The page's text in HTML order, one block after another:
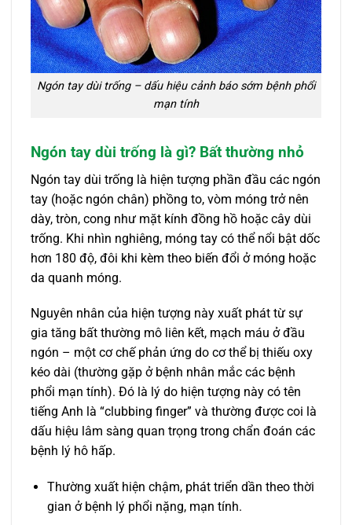
Ngón tay dùi trống – dấu hiệu cảnh báo sớm bệnh phổi
mạn tính
Ngón tay dùi trống là gì? Bất thường nhỏ
Ngón tay dùi trống là hiện tượng phần đầu các ngón
tay (hoặc ngón chân) phồng to, vòm móng trở nên
dày, tròn, cong như mặt kính đồng hồ hoặc cây dùi
trống. Khi nhìn nghiêng, móng tay có thể nổi bật dốc
hơn 180 độ, đôi khi kèm theo biến đổi ở móng hoặc
da quanh móng.
Nguyên nhân của hiện tượng này xuất phát từ sự
gia tăng bất thường mô liên kết, mạch máu ở đầu
ngón – một cơ chế phản ứng do cơ thể bị thiếu oxy
kéo dài (thường gặp ở bệnh nhân mắc các bệnh
phổi mạn tính). Đó là lý do hiện tượng này có tên
tiếng Anh là “clubbing finger” và thường được coi là
dấu hiệu lâm sàng quan trọng trong chẩn đoán các
bệnh lý hô hấp.
Thường xuất hiện chậm, phát triển dần theo thời
gian ở bệnh lý phổi nặng, mạn tính.